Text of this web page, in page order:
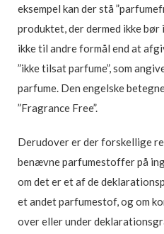
eksempel kan der stå
produktet, der dermed ikke
ikke til andre formål end at
”ikke tilsat parfume”, som
parfume. Den engelske
”Fragrance Free”.
Derudover er der forskellige
benævne parfumestoffer på
om det er et af de
et andet parfumestof, og om
over eller under